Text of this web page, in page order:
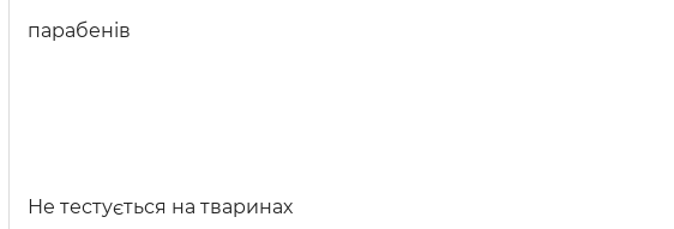
парабенів
Не тестується на тваринах